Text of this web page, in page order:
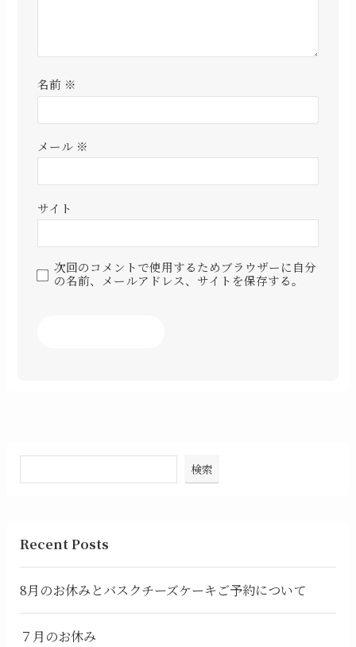
名前 ※
メール ※
サイト
次回のコメントで使用するためブラウザーに自分
の名前、メールアドレス、サイトを保存する。
検索
Recent Posts
8月のお休みとバスクチーズケーキご予約について
７月のお休み